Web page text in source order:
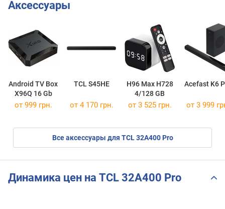
Аксессуары
Android TV Box
X96Q 16 Gb
TCL S45HE
H96 Max H728
4/128 GB
Acefast K6
от 999 грн. от 4 170 грн. от 3 525 грн. от 3 999
Все аксессуары для TCL 32A400 Pro
Динамика цен на TCL 32A400 Pro